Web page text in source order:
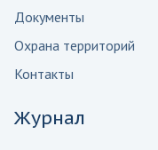
Документы
Охрана территорий
Контакты
Журнал